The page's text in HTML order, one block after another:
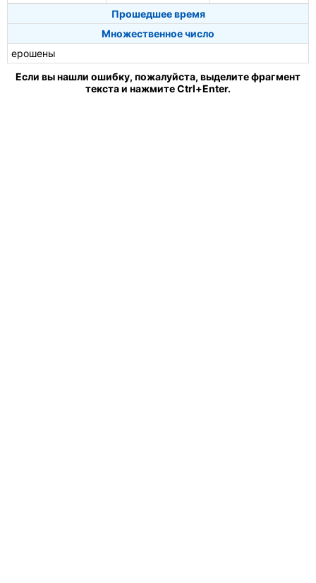
Прошедшее время
Множественное число
ерошены
Если вы нашли ошибку, пожалуйста, выделите фрагмент
текста и нажмите Ctrl+Enter.